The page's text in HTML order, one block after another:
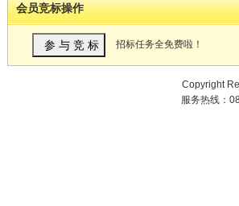
会员竞标操作
招标任务全免费啦！
Copyright
服务热线：